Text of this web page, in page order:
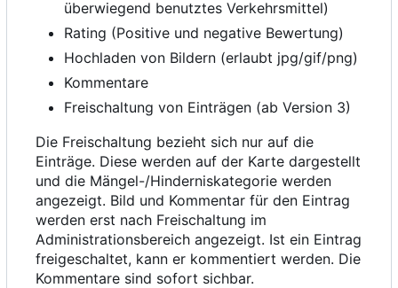
überwiegend benutztes Verkehrsmittel)
Rating (Positive und negative Bewertung)
Hochladen von Bildern (erlaubt jpg/gif/png)
Kommentare
Freischaltung von Einträgen (ab Version 3)
Die Freischaltung bezieht sich nur auf die
Einträge. Diese werden auf der Karte dargestellt
und die Mängel-/Hinderniskategorie werden
angezeigt. Bild und Kommentar für den Eintrag
werden erst nach Freischaltung im
Administrationsbereich angezeigt. Ist ein Eintrag
freigeschaltet, kann er kommentiert werden. Die
Kommentare sind sofort sichbar.